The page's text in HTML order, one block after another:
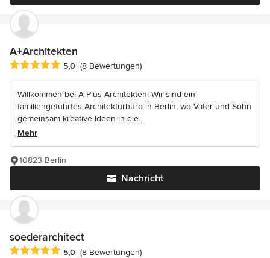
A+Architekten
Durchschnittliche Bewertung: 5 von 5 Sternen
5,0 (8 Bewertungen)
Willkommen bei A Plus Architekten! Wir sind ein
familiengeführtes Architekturbüro in Berlin, wo Vater und Sohn
gemeinsam kreative Ideen in die...
Mehr
Nachricht
10823 Berlin
soederarchitect
Durchschnittliche Bewertung: 5 von 5 Sternen
5,0 (8 Bewertungen)